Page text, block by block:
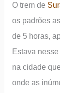
O trem de
os padrões
de 5 horas,
Estava
na cidade
onde as